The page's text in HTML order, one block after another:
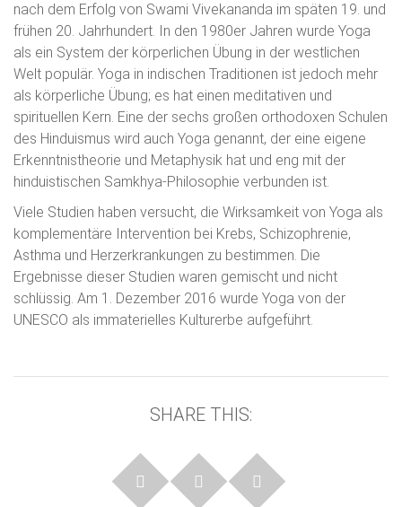
nach dem Erfolg von Swami Vivekananda im späten 19. und
frühen 20. Jahrhundert. In den 1980er Jahren wurde Yoga
als ein System der körperlichen Übung in der westlichen
Welt populär. Yoga in indischen Traditionen ist jedoch mehr
als körperliche Übung; es hat einen meditativen und
spirituellen Kern. Eine der sechs großen orthodoxen Schulen
des Hinduismus wird auch Yoga genannt, der eine eigene
Erkenntnistheorie und Metaphysik hat und eng mit der
hinduistischen Samkhya-Philosophie verbunden ist.
Viele Studien haben versucht, die Wirksamkeit von Yoga als
komplementäre Intervention bei Krebs, Schizophrenie,
Asthma und Herzerkrankungen zu bestimmen. Die
Ergebnisse dieser Studien waren gemischt und nicht
schlüssig. Am 1. Dezember 2016 wurde Yoga von der
UNESCO als immaterielles Kulturerbe aufgeführt.
SHARE THIS: